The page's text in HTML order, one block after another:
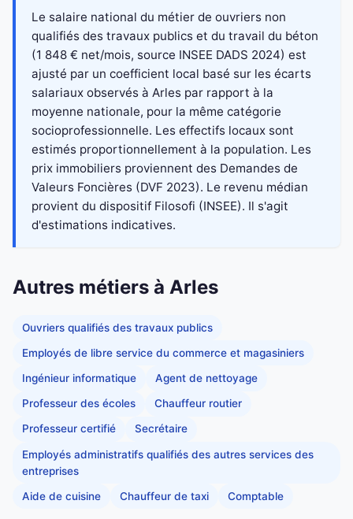
Le salaire national du métier de ouvriers non
qualifiés des travaux publics et du travail du béton
(1 848 € net/mois, source INSEE DADS 2024) est
ajusté par un coefficient local basé sur les écarts
salariaux observés à Arles par rapport à la
moyenne nationale, pour la même catégorie
socioprofessionnelle. Les effectifs locaux sont
estimés proportionnellement à la population. Les
prix immobiliers proviennent des Demandes de
Valeurs Foncières (DVF 2023). Le revenu médian
provient du dispositif Filosofi (INSEE). Il s'agit
d'estimations indicatives.
Autres métiers à Arles
Ouvriers qualifiés des travaux publics
Employés de libre service du commerce et magasiniers
Ingénieur informatique Agent de nettoyage
Professeur des écoles Chauffeur routier
Professeur certifié Secrétaire
Employés administratifs qualifiés des autres services des
entreprises
Aide de cuisine Chauffeur de taxi Comptable